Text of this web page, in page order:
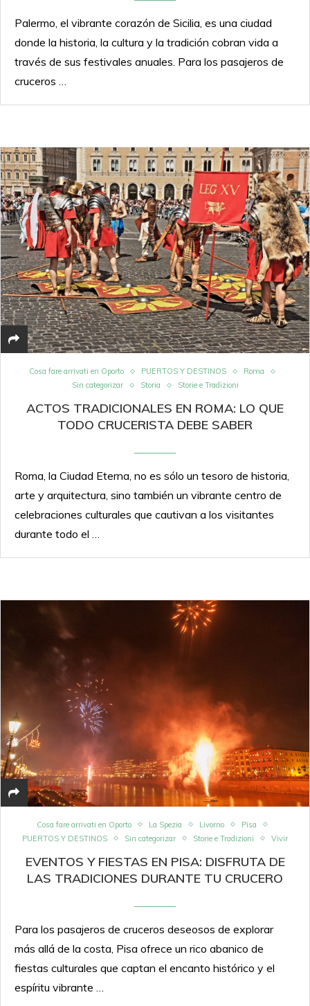
Palermo, el vibrante corazón de Sicilia, es una ciudad
donde la historia, la cultura y la tradición cobran vida a
través de sus festivales anuales. Para los pasajeros de
cruceros …
Cosa fare arrivati en Oporto PUERTOS Y DESTINOS
Roma
Sin categorizar
Storia Storie e Tradizioni
ACTOS TRADICIONALES EN ROMA: LO QUE
TODO CRUCERISTA DEBE SABER
Roma, la Ciudad Eterna, no es sólo un tesoro de historia,
arte y arquitectura, sino también un vibrante centro de
celebraciones culturales que cautivan a los visitantes
durante todo el …
Cosa fare arrivati en Oporto La Spezia Livorno
Pisa
PUERTOS Y DESTINOS
Sin categorizar Storie e Tradizioni Vivir
EVENTOS Y FIESTAS EN PISA: DISFRUTA DE
LAS TRADICIONES DURANTE TU CRUCERO
Para los pasajeros de cruceros deseosos de explorar
más allá de la costa, Pisa ofrece un rico abanico de
fiestas culturales que captan el encanto histórico y el
espíritu vibrante …